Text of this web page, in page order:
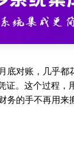
对账，几乎都
证。这个过程
务的手不再用来